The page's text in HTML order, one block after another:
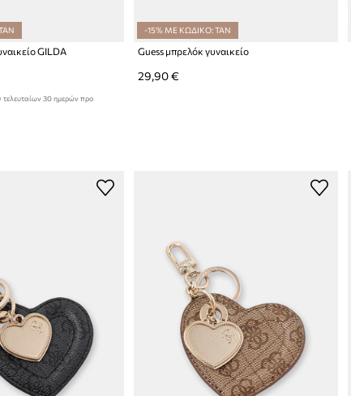
GILDA
τελευταίων 30 ημερών προ
-15% ΜΕ ΚΩΔΙΚΟ: TAN
Guess μπρελόκ γυναικείο
29,90 €